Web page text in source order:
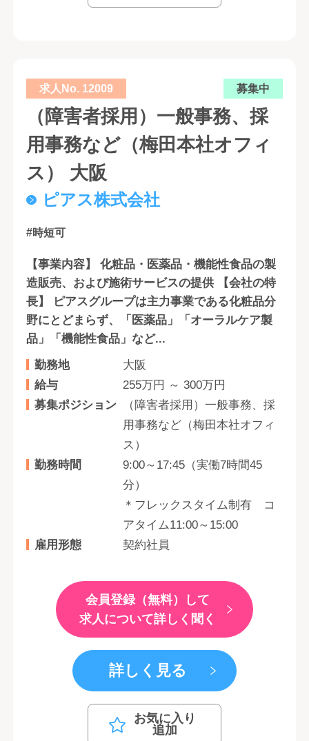
求人No. 12009 募集中
（障害者採用）一般事務、採
用事務など（梅田本社オフィ
ス） 大阪
ピアス株式会社
#時短可
【事業内容】 化粧品・医薬品・機能性食品の製
造販売、および施術サービスの提供 【会社の特
長】 ピアスグループは主力事業である化粧品分
野にとどまらず、「医薬品」「オーラルケア製
品」「機能性食品」など...
勤務地
大阪
給与
255万円 ～ 300万円
募集ポジション
（障害者採用）一般事務、採
用事務など（梅田本社オフィ
ス）
勤務時間
9:00～17:45（実働7時間45
分）
＊フレックスタイム制有 コ
アタイム11:00～15:00
雇用形態
契約社員
会員登録（無料）して
求人について詳しく聞く
詳しく見る
お気に入り
追加